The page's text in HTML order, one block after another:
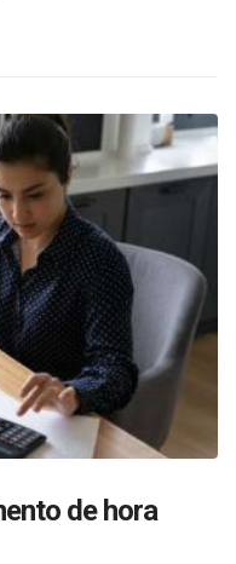
de hora